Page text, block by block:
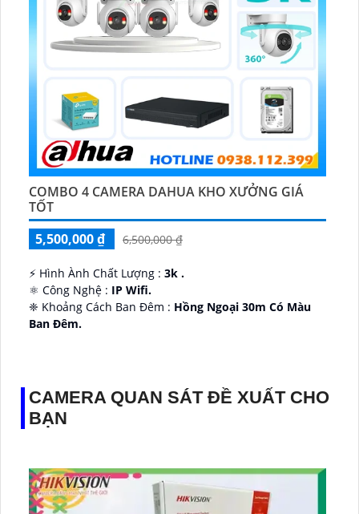
COMBO 4 CAMERA DAHUA KHO XƯỞNG GIÁ
TỐT
5,500,000 ₫
6,500,000 ₫
️⚡ Hình Ành Chất Lượng : 3k .
⚛️ Công Nghệ : IP Wifi.
❈ Khoảng Cách Ban Đêm : Hồng Ngoại 30m Có Màu
Ban Ðêm.
CAMERA QUAN SÁT ĐỀ XUẤT CHO
BẠN